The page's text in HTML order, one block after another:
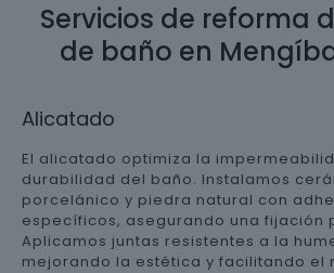
Servicios de reforma
de baño en
Alicatado
El alicatado optimiza la
durabilidad del baño. Instalamos
porcelánico y piedra natural con
específicos, asegurando una fijación
Aplicamos juntas resistentes a la
mejorando la estética y facilitando el